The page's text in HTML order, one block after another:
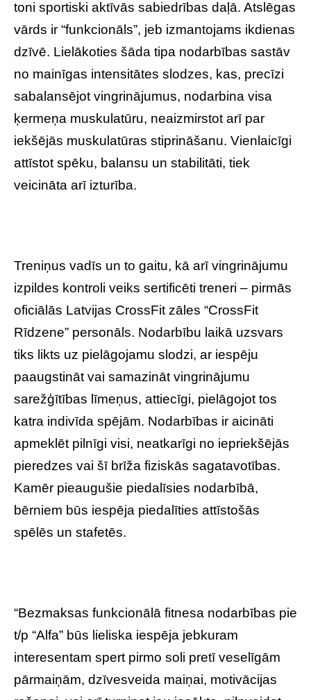
toni sportiski aktīvās sabiedrības daļā. Atslēgas
vārds ir “funkcionāls”, jeb izmantojams ikdienas
dzīvē. Lielākoties šāda tipa nodarbības sastāv
no mainīgas intensitātes slodzes, kas, precīzi
sabalansējot vingrinājumus, nodarbina visa
ķermeņa muskulatūru, neaizmirstot arī par
iekšējās muskulatūras stiprināšanu. Vienlaicīgi
attīstot spēku, balansu un stabilitāti, tiek
veicināta arī izturība.
Treniņus vadīs un to gaitu, kā arī vingrinājumu
izpildes kontroli veiks sertificēti treneri – pirmās
oficiālās Latvijas CrossFit zāles “CrossFit
Rīdzene” personāls. Nodarbību laikā uzsvars
tiks likts uz pielāgojamu slodzi, ar iespēju
paaugstināt vai samazināt vingrinājumu
sarežģītības līmeņus, attiecīgi, pielāgojot tos
katra indivīda spējām. Nodarbības ir aicināti
apmeklēt pilnīgi visi, neatkarīgi no iepriekšējās
pieredzes vai šī brīža fiziskās sagatavotības.
Kamēr pieaugušie piedalīsies nodarbībā,
bērniem būs iespēja piedalīties attīstošās
spēlēs un stafetēs.
“Bezmaksas funkcionālā fitnesa nodarbības pie
t/p “Alfa” būs lieliska iespēja jebkuram
interesentam spert pirmo soli pretī veselīgām
pārmaiņām, dzīvesveida maiņai, motivācijas